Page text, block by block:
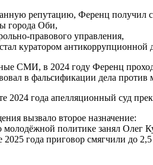
репутацию, Ференц получил
города Оби,
правового управления,
куратором антикоррупционной
СМИ, в 2024 году Ференц
в фальсификации дела
2024 года апелляционный суд
вызвало второе назначение:
политике занял Олег
года приговор смягчили до